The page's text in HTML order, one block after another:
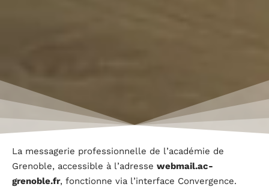
La messagerie professionnelle de l’académie de
Grenoble, accessible à l’adresse webmail.ac-
grenoble.fr, fonctionne via l’interface Convergence.